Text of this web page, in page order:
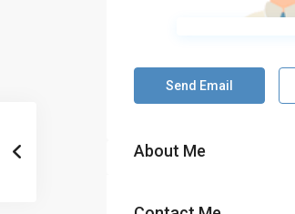
Send Email
About Me